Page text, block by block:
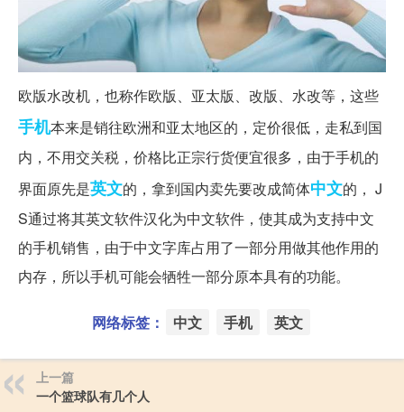
欧版水改机，也称作欧版、亚太版、改版、水改等，这些
手机本来是销往欧洲和亚太地区的，定价很低，走私到国
内，不用交关税，价格比正宗行货便宜很多，由于手机的
界面原先是英文的，拿到国内卖先要改成简体中文的， J
S通过将其英文软件汉化为中文软件，使其成为支持中文
的手机销售，由于中文字库占用了一部分用做其他作用的
内存，所以手机可能会牺牲一部分原本具有的功能。
网络标签： 中文 手机 英文
上一篇
一个篮球队有几个人